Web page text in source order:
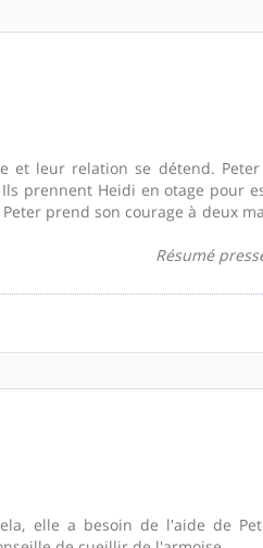
et leur relation se détend.
prennent Heidi en otage pour
prend son courage à deux
Résumé
elle a besoin de l'aide de